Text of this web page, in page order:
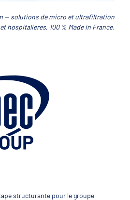
— solutions de micro et ultrafiltration
hospitalières, 100 % Made in France.
structurante pour le groupe